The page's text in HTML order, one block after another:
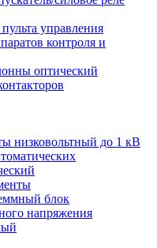
управления
контроля и
оптический
низковольтный до 1 кВ
блок
напряжения